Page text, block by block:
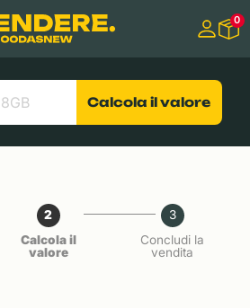
0
Calcola il valore
2
Calcola il
valore
3
Concludi la
vendita